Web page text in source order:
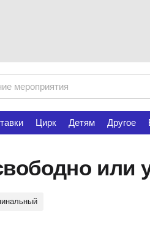
Цирк Детям Другое
или